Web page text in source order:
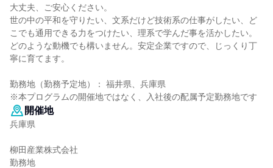
大丈夫、ご安心ください。
世の中の平和を守りたい、文系だけど技術系の仕事がしたい、ど
こでも通用できる力をつけたい、理系で学んだ事を活かしたい。
どのような動機でも構いません。安定企業ですので、じっくり丁
寧に育てます。
勤務地（勤務予定地）： 福井県、兵庫県
※本プログラムの開催地ではなく、入社後の配属予定勤務地です
開催地
兵庫県
柳田産業株式会社
勤務地